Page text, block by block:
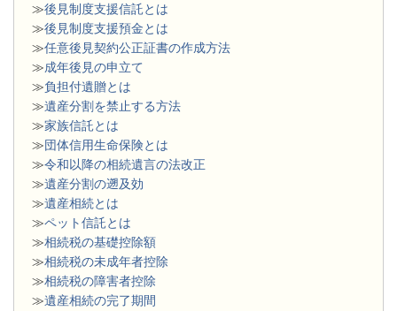
≫後見制度支援信託とは
≫後見制度支援預金とは
≫任意後見契約公正証書の作成方法
≫成年後見の申立て
≫負担付遺贈とは
≫遺産分割を禁止する方法
≫家族信託とは
≫団体信用生命保険とは
≫令和以降の相続遺言の法改正
≫遺産分割の遡及効
≫遺産相続とは
≫ペット信託とは
≫相続税の基礎控除額
≫相続税の未成年者控除
≫相続税の障害者控除
≫遺産相続の完了期間